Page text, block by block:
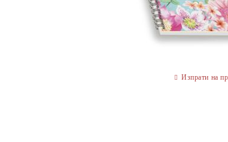
Изпрати на